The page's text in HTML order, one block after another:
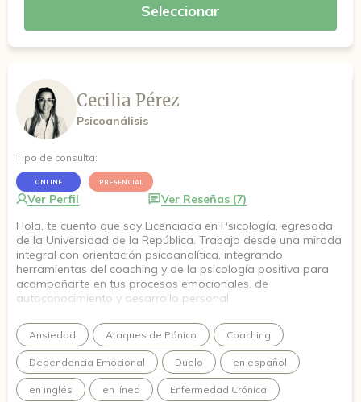
Seleccionar
Cecilia Pérez
Psicoanálisis
Tipo de consulta:
ONLINE PRESENCIAL
Ver Perfil
Ver Reseñas (7)
Hola, te cuento que soy Licenciada en Psicología, egresada
de la Universidad de la República. Trabajo desde una mirada
integral con orientación psicoanalítica, integrando
herramientas del coaching y de la psicología positiva para
acompañarte en tus procesos emocionales, de
autoconocimiento y desarrollo personal.
Cuento con una Diplomatura Universitaria en Coaching
Organizacional y Liderazgo, formación en Psicología Positiva
por el Tecnológico de Monterrey y actualmente me encuentro
cursando un posgrado en Psicoanálisis con práctica clínica
en la Institución Fernando Ulloa.
Ansiedad Ataques de Pánico Coaching
Dependencia Emocional Duelo en español
en inglés en línea Enfermedad Crónica